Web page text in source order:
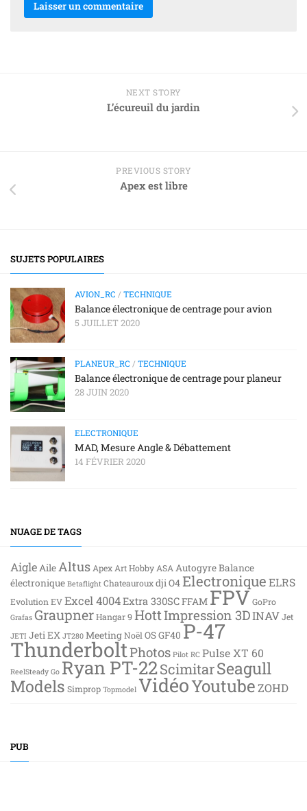
NEXT STORY
L’écureuil du jardin
PREVIOUS STORY
Apex est libre
SUJETS POPULAIRES
AVION_RC / TECHNIQUE
Balance électronique de centrage pour avion
5 JUILLET 2020
PLANEUR_RC / TECHNIQUE
Balance électronique de centrage pour planeur
28 JUIN 2020
ELECTRONIQUE
MAD, Mesure Angle & Débattement
14 FÉVRIER 2020
NUAGE DE TAGS
AigleAile Altus Apex Art Hobby ASA AutogyreBalance
électronique Betaflight Chateaurouxdji O4Electronique ELRS
Evolution EVExcel 4004Extra 330SCFFAM FPVGoPro
Grafas GraupnerHangar 9 HottImpression 3DINAVJet
JETI Jeti EX JT280 MeetingNoël OS GF40 P-47
ThunderboltPhotos Pilot RC Pulse XT 60
ReelSteady Go Ryan PT-22ScimitarSeagull
Models Simprop Topmodel VidéoYoutube ZOHD
PUB